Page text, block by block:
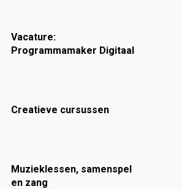
Vacature:
Programmamaker Digitaal
Creatieve cursussen
Muzieklessen, samenspel
en zang